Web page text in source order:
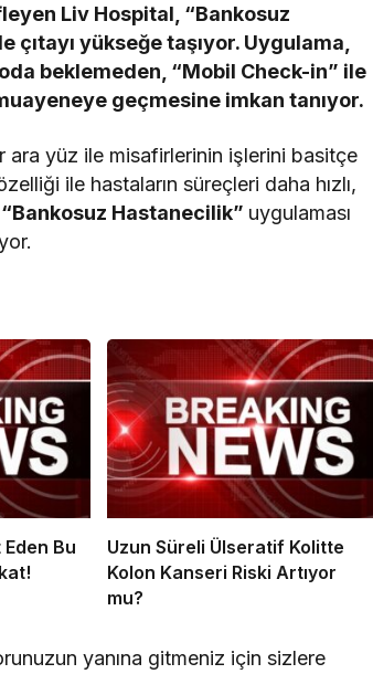
Liv Hospital, “Bankosuz
yükseğe taşıyor. Uygulama,
beklemeden, “Mobil Check-in” ile
geçmesine imkan tanıyor.
ara yüz ile misafirlerinin işlerini basitçe
ile hastaların süreçleri daha hızlı,
“Bankosuz Hastanecilik” uygulaması
Bu
Uzun Süreli Ülseratif Kolitte
Kolon Kanseri Riski Artıyor
mu?
yanına gitmeniz için sizlere